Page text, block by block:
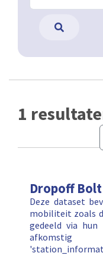
1
Dropoff Bolt
Deze dataset
mobiliteit zoals
gedeeld via hun